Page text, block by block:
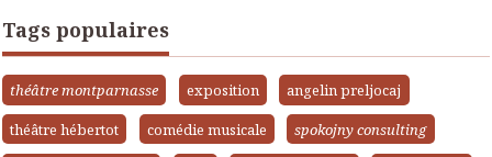
Tags populaires
théâtre montparnasse exposition
angelin preljocaj
théâtre hébertot
comédie musicale
spokojny consulting